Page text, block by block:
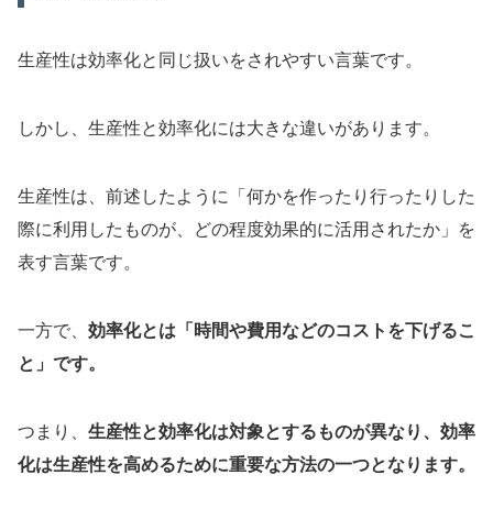
生産性は効率化と同じ扱いをされやすい言葉です。
しかし、生産性と効率化には大きな違いがあります。
生産性は、前述したように「何かを作ったり行ったりした
際に利用したものが、どの程度効果的に活用されたか」を
表す言葉です。
一方で、 効率化とは「時間や費用などのコストを下げるこ
と」です。
つまり、 生産性と効率化は対象とするものが異なり、効率
化は生産性を高めるために重要な方法の一つとなります。